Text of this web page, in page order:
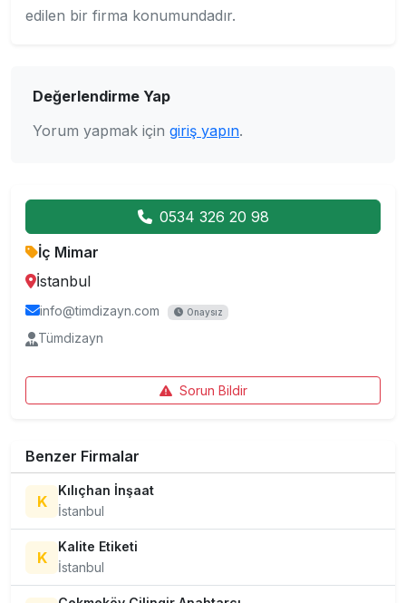
edilen bir firma konumundadır.
Değerlendirme Yap
Yorum yapmak için giriş yapın.
0534 326 20 98
İç Mimar
İstanbul
info@timdizayn.com Onaysız
Tümdizayn
Sorun Bildir
Benzer Firmalar
K
Kılıçhan İnşaat
İstanbul
K
Kalite Etiketi
İstanbul